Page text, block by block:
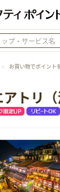
お買い物でポイント
アトリ（